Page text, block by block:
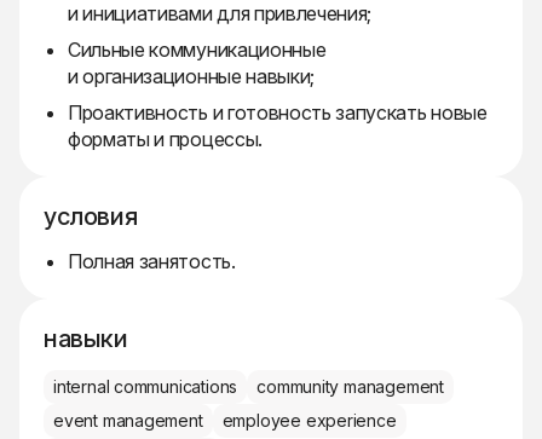
и инициативами для привлечения;
Сильные коммуникационные
и организационные навыки;
Проактивность и готовность запускать новые
форматы и процессы.
условия
Полная занятость.
навыки
internal communications
community management
event management
employee experience